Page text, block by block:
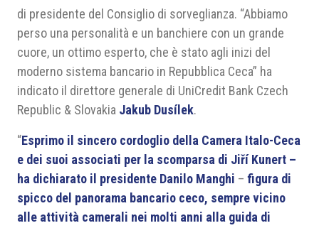
di presidente del Consiglio di sorveglianza. “Abbiamo
perso una personalità e un banchiere con un grande
cuore, un ottimo esperto, che è stato agli inizi del
moderno sistema bancario in Repubblica Ceca” ha
indicato il direttore generale di UniCredit Bank Czech
Republic & Slovakia Jakub Dusílek.
“Esprimo il sincero cordoglio della Camera Italo-Ceca
e dei suoi associati per la scomparsa di Jiří Kunert –
ha dichiarato il presidente Danilo Manghi – figura di
spicco del panorama bancario ceco, sempre vicino
alle attività camerali nei molti anni alla guida di